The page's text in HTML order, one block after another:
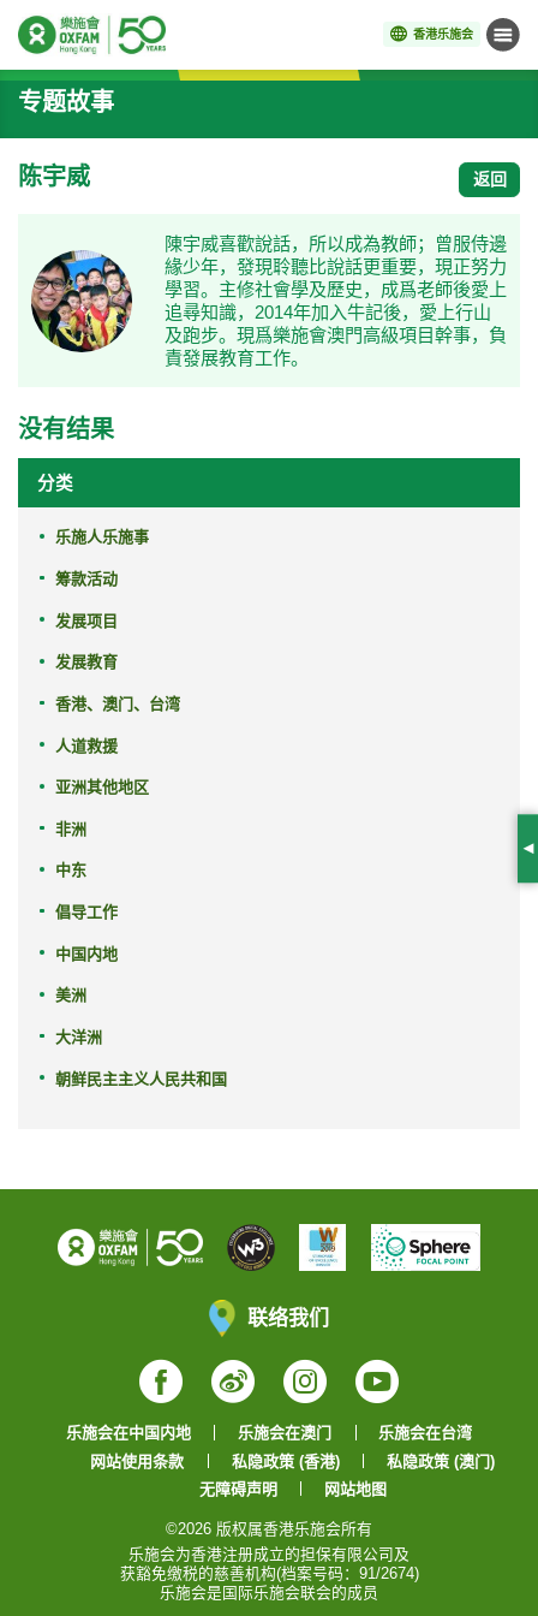
香港乐施会 菜单
开始主要内容
专题故事
陈宇威 返回
陳宇威喜歡說話，所以成為教師；曾服侍邊
緣少年，發現聆聽比說話更重要，現正努力
學習。主修社會學及歷史，成爲老師後愛上
追尋知識，2014年加入牛記後，愛上行山
及跑步。現爲樂施會澳門高級項目幹事，負
責發展教育工作。
没有结果
分类
乐施人乐施事
筹款活动
发展项目
发展教育
香港、澳门、台湾
人道救援
亚洲其他地区
非洲
中东
倡导工作
中国内地
美洲
大洋洲
朝鲜民主主义人民共和国
联络我们
Facebook
WeiboInstagram
YouTube
乐施会在中国内地 乐施会在澳门
乐施会在台湾
网站使用条款
私隐政策 (香港)
私隐政策 (澳门)
无障碍声明
网站地图
©2026 版权属香港乐施会所有
乐施会为香港注册成立的担保有限公司及
获豁免缴税的慈善机构(档案号码：91/2674)
乐施会是国际乐施会联会的成员